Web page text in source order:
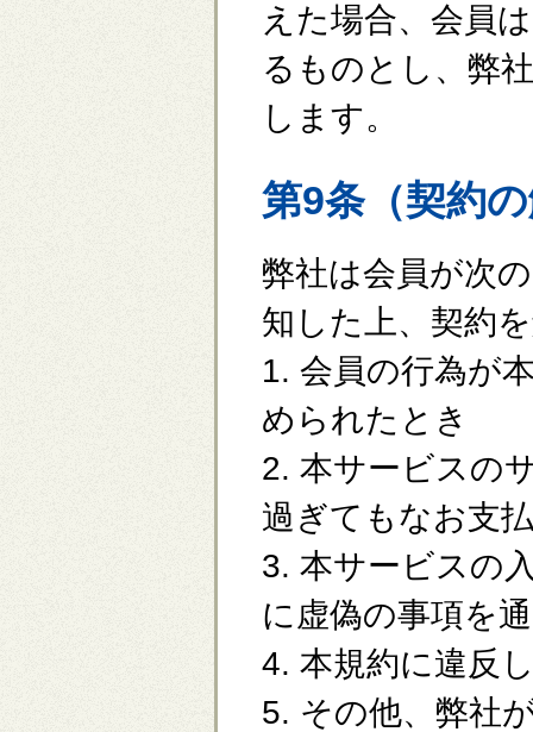
えた場合、会員
るものとし、弊
します。
第9条（契約
弊社は会員が次
知した上、契約
1. 会員の行為が
められたとき
2. 本サービスの
過ぎてもなお支
3. 本サービスの
に虚偽の事項を
4. 本規約に違反
5. その他、弊社